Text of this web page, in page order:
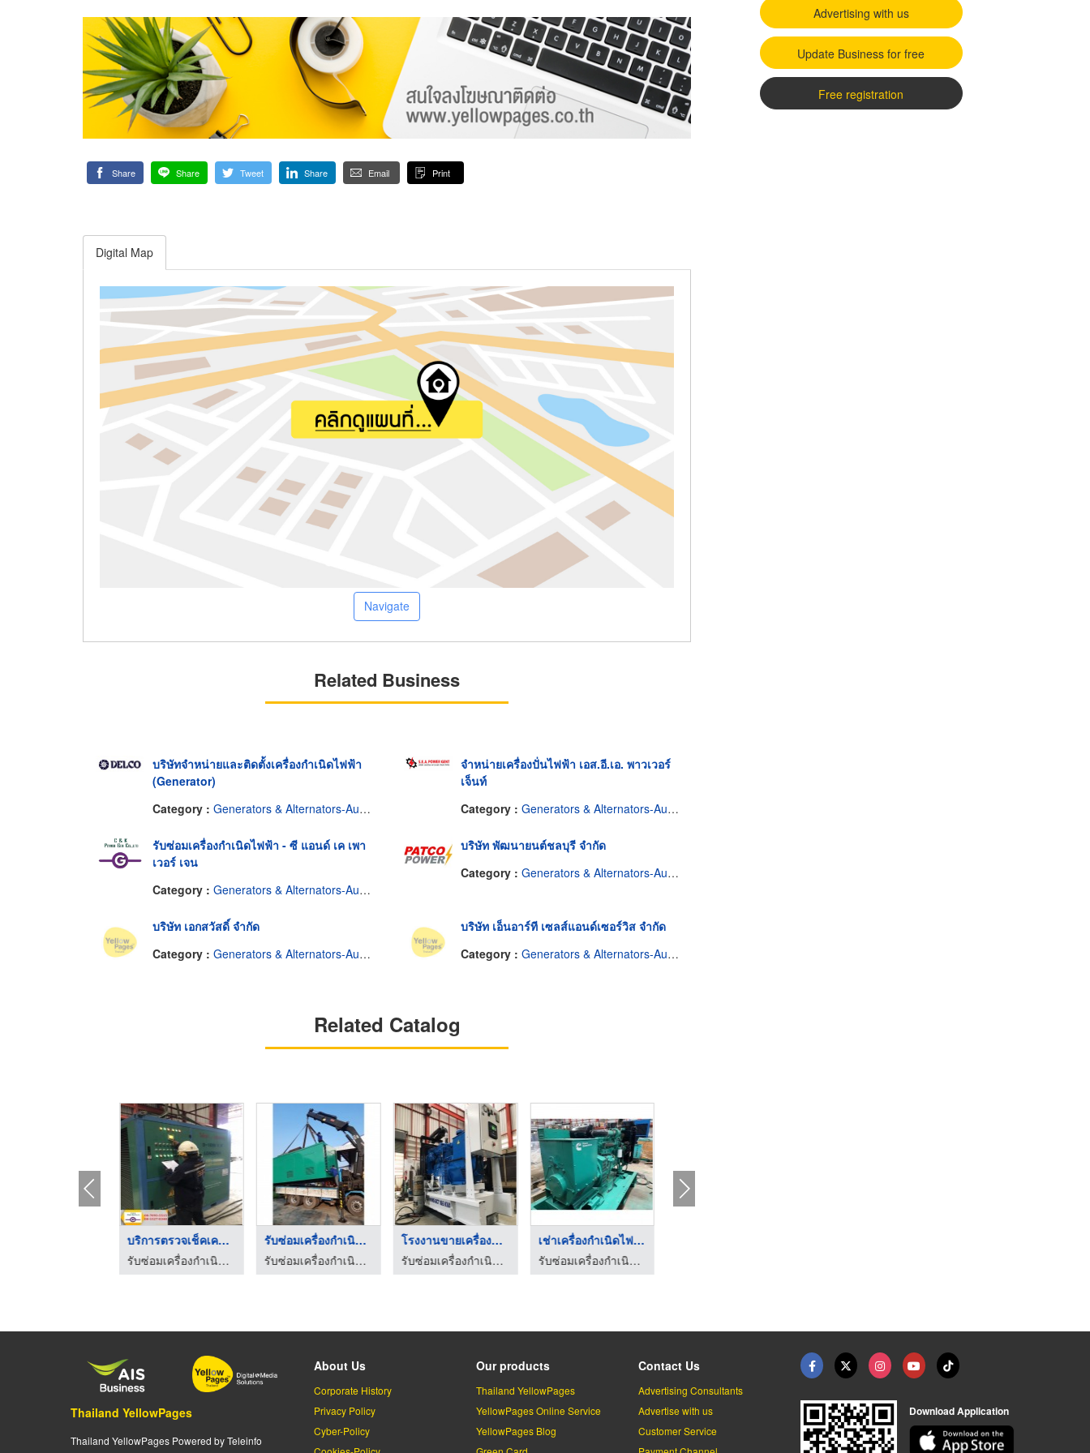
Share Share Tweet Share Email Print
Digital Map
Navigate
Related Business
บริษัทจำหน่ายและติดตั้งเครื่องกำเนิดไฟฟ้า
(Generator)
Category : Generators & Alternators-Automotive
จำหน่ายเครื่องปั่นไฟฟ้า เอส.อี.เอ. พาวเวอร์
เจ็นท์
Category : Generators & Alternators-Automotive
รับซ่อมเครื่องกำเนิดไฟฟ้า - ซี แอนด์ เค เพา
เวอร์ เจน
Category : Generators & Alternators-Automotive
บริษัท พัฒนายนต์ชลบุรี จำกัด
Category : Generators & Alternators-Automotive
บริษัท เอกสวัสดิ์ จำกัด
Category : Generators & Alternators-Automotive
บริษัท เอ็นอาร์ที เซลส์แอนด์เซอร์วิส จำกัด
Category : Generators & Alternators-Automotive
Related Catalog
บริการตรวจเช็คเครื่อ ...
รับซ่อมเครื่องกำเนิดไฟฟ้า - ซี แอนด์ เค เพาเวอร์ เจน
รับซ่อมเครื่องกำเนิด ...
รับซ่อมเครื่องกำเนิดไฟฟ้า - ซี แอนด์ เค เพาเวอร์ เจน
โรงงานขายเครื่องปั่น ...
รับซ่อมเครื่องกำเนิดไฟฟ้า - ซี แอนด์ เค เพาเวอร์ เจน
เช่าเครื่องกำเนิดไฟฟ ...
รับซ่อมเครื่องกำเนิดไฟฟ้า - ซี แอนด์ เค เพาเวอร์ เจน
Advertising with us
Update Business for free
Free registration
Thailand YellowPages
Thailand YellowPages Powered by Teleinfo
About Us
Corporate History
Privacy Policy
Cyber-Policy
Our products
Thailand YellowPages
YellowPages Online Service
YellowPages Blog
Contact Us
Advertising Consultants
Advertise with us
Customer Service
Download Application